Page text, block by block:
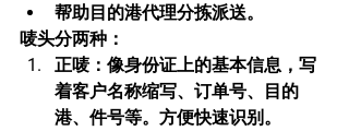
帮助目的港代理分拣派送。
唛头分两种：
正唛：像身份证上的基本信息，写
着客户名称缩写、订单号、目的
港、件号等。方便快速识别。